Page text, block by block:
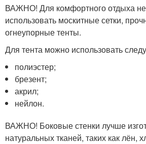
ВАЖНО! Для комфортного отдыха
использовать москитные сетки,
огнеупорные тенты.
Для тента можно использовать
полиэстер;
брезент;
акрил;
нейлон.
ВАЖНО! Боковые стенки лучше
натуральных тканей, таких как лён,